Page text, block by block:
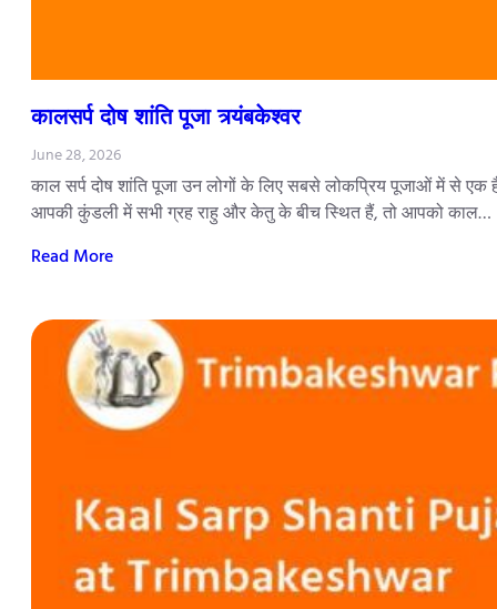
कालसर्प दोष शांति पूजा त्र्यंबकेश्वर
June 28, 2026
काल सर्प दोष शांति पूजा उन लोगों के लिए सबसे लोकप्रिय पूजाओं में से एक
आपकी कुंडली में सभी ग्रह राहु और केतु के बीच स्थित हैं, तो आपको काल…
Read More